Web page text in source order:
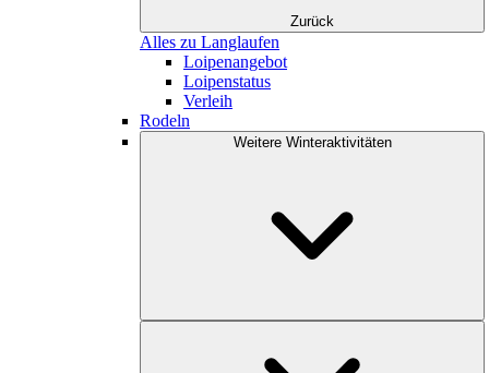
Zurück
Alles zu Langlaufen
Loipenangebot
Loipenstatus
Verleih
Rodeln
Weitere Winteraktivitäten